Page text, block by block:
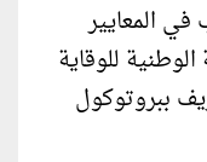
المعايير
للوقاية
ببروتوكول